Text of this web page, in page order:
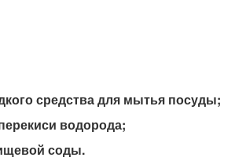
средства для мытья посуды;
водорода;
соды.